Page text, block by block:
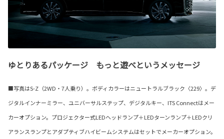
ゆとりあるパッケージ もっと遊べというメッセージ
■写真はS-Z（2WD・7人乗り）。ボディカラーはニュートラルブラック〈229〉。デ
ジタルインナーミラー、ユニバーサルステップ、デジタルキー、ITS Connectはメー
カーオプション。プロジェクター式LEDヘッドランプ＋LEDターンランプ＋LEDクリ
アランスランプとアダプティブハイビームシステムはセットでメーカーオプション。